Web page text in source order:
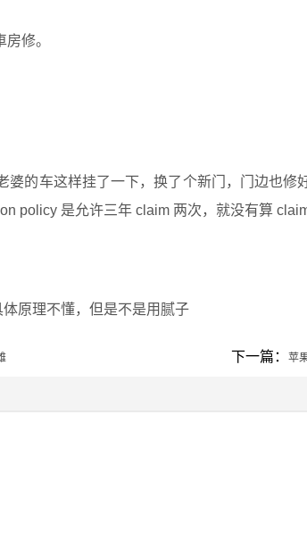
修。
婆的车这样挂了一下，换了个新门，门边也修
policy 是允许三年 claim 两次，就没有算 claim
原理不懂，但是不是用腻子
下一篇： 苹